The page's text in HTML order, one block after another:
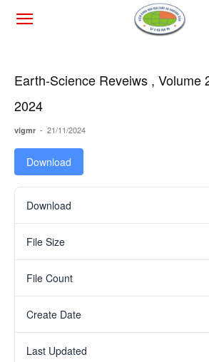
Earth-Science Reveiws , Volume
2024
vigmr - 21/11/2024
Download
Download
File Size
File Count
Create Date
Last Updated